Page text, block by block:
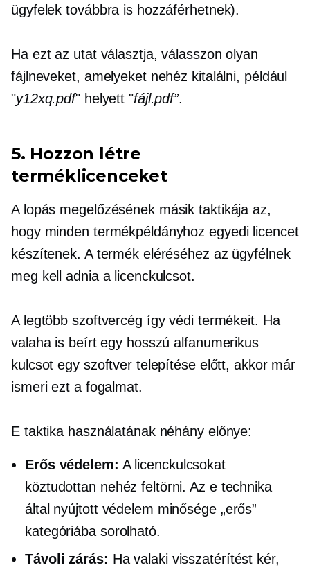
ügyfelek továbbra is hozzáférhetnek).
Ha ezt az utat választja, válasszon olyan
fájlneveket, amelyeket nehéz kitalálni, például
"y12xq.pdf" helyett "fájl.pdf”.
5. Hozzon létre
terméklicenceket
A lopás megelőzésének másik taktikája az,
hogy minden termékpéldányhoz egyedi licencet
készítenek. A termék eléréséhez az ügyfélnek
meg kell adnia a licenckulcsot.
A legtöbb szoftvercég így védi termékeit. Ha
valaha is beírt egy hosszú alfanumerikus
kulcsot egy szoftver telepítése előtt, akkor már
ismeri ezt a fogalmat.
E taktika használatának néhány előnye:
Erős védelem: A licenckulcsokat
köztudottan nehéz feltörni. Az e technika
által nyújtott védelem minősége „erős”
kategóriába sorolható.
Távoli zárás: Ha valaki visszatérítést kér,